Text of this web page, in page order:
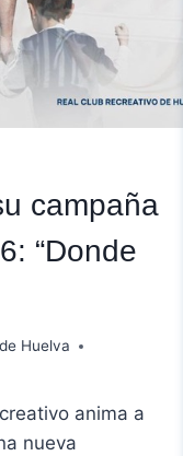
campaña
“Donde
Huelva
anima a
nueva